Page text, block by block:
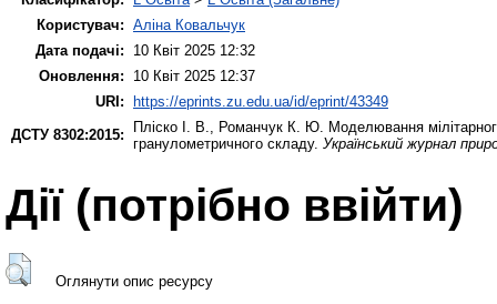
Користувач: Аліна Ковальчук
Дата подачі:
10 Квіт 2025 12:32
Оновлення:
10 Квіт 2025 12:37
URI:
https://eprints.zu.edu.ua/id/eprint/43349
ДСТУ 8302:2015:
Пліско І. В., Романчук К. Ю. Моделювання
гранулометричного складу. Український журнал
Дії ​​(потрібно ввійти)
Оглянути опис ресурсу